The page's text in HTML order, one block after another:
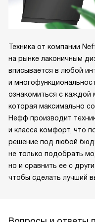
Техника от компании
на рынке лаконичным
вписывается в любой
и
ознакомиться с каждой
которая максимально
Нефф производит
и класса комфорт, что
решение под любой
не только подобрать
но и сравнить ее с
чтобы сделать лучший